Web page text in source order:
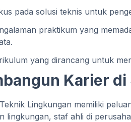
pada solusi teknis untuk
praktikum yang
yang dirancang untuk
Karier
Lingkungan memiliki
lingkungan, staf ahli di